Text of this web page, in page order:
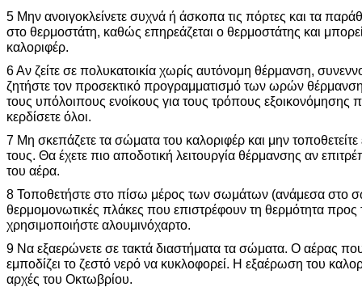
5 Μην ανοιγοκλείνετε συχνά ή άσκοπα τις πόρτες και τα
στο θερμοστάτη, καθώς επηρεάζεται ο θερμοστάτης και
καλοριφέρ.
6 Αν ζείτε σε πολυκατοικία χωρίς αυτόνομη θέρμανση,
ζητήστε τον προσεκτικό προγραμματισμό των ωρών
τους υπόλοιπους ενοίκους για τους τρόπους εξοικονόμησης
κερδίσετε όλοι.
7 Μη σκεπάζετε τα σώματα του καλοριφέρ και μην
τους. Θα έχετε πιο αποδοτική λειτουργία θέρμανσης αν
του αέρα.
8 Τοποθετήστε στο πίσω μέρος των σωμάτων (ανάμεσα στο
θερμομονωτικές πλάκες που επιστρέφουν τη θερμότητα
χρησιμοποιήστε αλουμινόχαρτο.
9 Να εξαερώνετε σε τακτά διαστήματα τα σώματα. Ο αέρας
εμποδίζει το ζεστό νερό να κυκλοφορεί. Η εξαέρωση του
αρχές του Οκτωβρίου.